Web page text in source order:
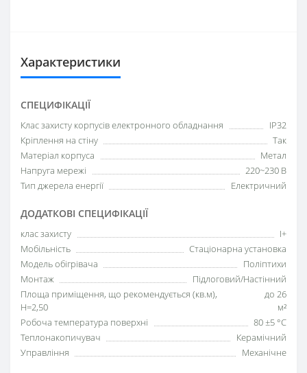
Характеристики
СПЕЦИФІКАЦІЇ
Клас захисту корпусів електронного обладнання
IP32
Кріплення на стіну
Так
Матеріал корпуса
Метал
Напруга мережі
220~230 В
Тип джерела енергії
Електричний
ДОДАТКОВІ СПЕЦИФІКАЦІЇ
клас захисту
I+
Мобільність
Стаціонарна установка
Модель обігрівача
Поліптихи
Монтаж
Підлоговий/Настінний
Площа приміщення, що рекомендується (кв.м),
H=2,50
до 26
м²
Робоча температура поверхні
80 ±5 °С
Теплонакопичувач
Керамічний
Управління
Механічне